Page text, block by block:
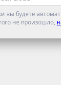
вы будете
не произошло,